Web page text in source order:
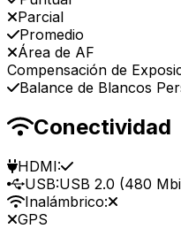
Parcial
Promedio
Área de AF
Compensación de
Balance de Blancos
Conectividad
HDMI:
USB:USB 2.0 (480
Inalámbrico:
GPS